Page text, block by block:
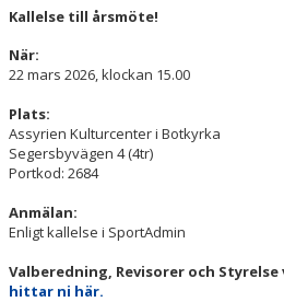
VÅRA LAG/LEDARE
Kallelse till årsmöte!
När:
22 mars 2026, klockan 15.00
Plats:
Assyrien Kulturcenter i Botkyrka
Segersbyvägen 4 (4tr)
Portkod: 2684
Anmälan:
Enligt kallelse i SportAdmin
Valberedning, Revisorer och Styrelse
hittar ni här.